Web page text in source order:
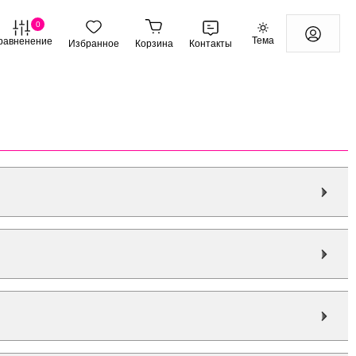
0
Избранное Корзина Контакты Тема
функциональность.
для улучшения работы.